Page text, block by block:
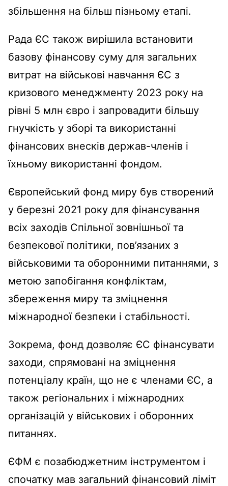
збільшення на більш пізньому етапі.
Рада ЄС також вирішила встановити
базову фінансову суму для загальних
витрат на військові навчання ЄС з
кризового менеджменту 2023 року на
рівні 5 млн євро і запровадити більшу
гнучкість у зборі та використанні
фінансових внесків держав-членів і
їхньому використанні фондом.
Європейський фонд миру був створений
у березні 2021 року для фінансування
всіх заходів Спільної зовнішньої та
безпекової політики, пов’язаних з
військовими та оборонними питаннями, з
метою запобігання конфліктам,
збереження миру та зміцнення
міжнародної безпеки і стабільності.
Зокрема, фонд дозволяє ЄС фінансувати
заходи, спрямовані на зміцнення
потенціалу країн, що не є членами ЄС, а
також регіональних і міжнародних
організацій у військових і оборонних
питаннях.
ЄФМ є позабюджетним інструментом і
спочатку мав загальний фінансовий ліміт